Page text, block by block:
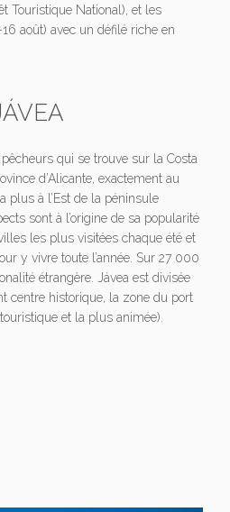
Touristique National), et les
août) avec un défilé riche en
qui se trouve sur la Costa
d’Alicante, exactement au
plus à l’Est de la péninsule
sont à l’origine de sa popularité
les plus visitées chaque été et
y vivre toute l’année. Sur 27 000
étrangère. Jávea est divisée
centre historique, la zone du port
et la plus animée).